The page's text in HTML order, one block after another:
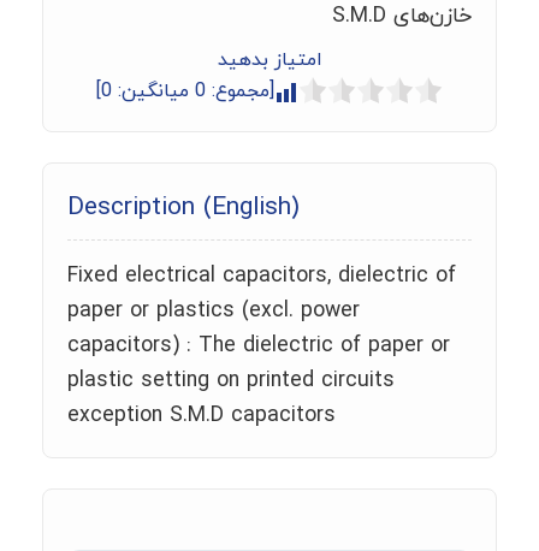
خازن‌های S.M.D
امتیاز بدهید
[مجموع: 0 میانگین: 0
]
Description (English)
Fixed electrical capacitors, dielectric of
paper or plastics (excl. power
capacitors) : The dielectric of paper or
plastic setting on printed circuits
exception S.M.D capacitors